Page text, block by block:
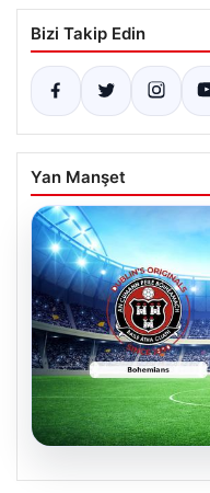
Bizi Takip Edin
Yan Manşet
06.08.2026